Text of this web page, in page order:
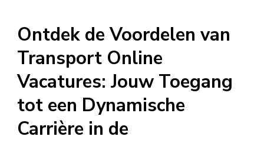
Ontdek de Voordelen van
Transport Online
Vacatures: Jouw Toegang
tot een Dynamische
Carrière in de